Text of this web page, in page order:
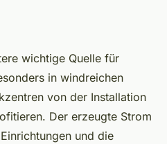
wichtige Quelle für
in windreichen
von der Installation
Der erzeugte Strom
und die